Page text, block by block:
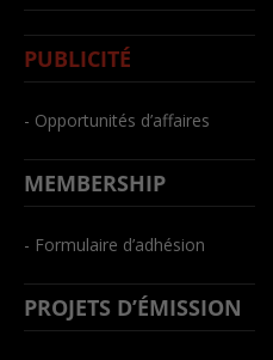
PUBLICITÉ
- Opportunités d’affaires
MEMBERSHIP
- Formulaire d’adhésion
PROJETS D’ÉMISSION